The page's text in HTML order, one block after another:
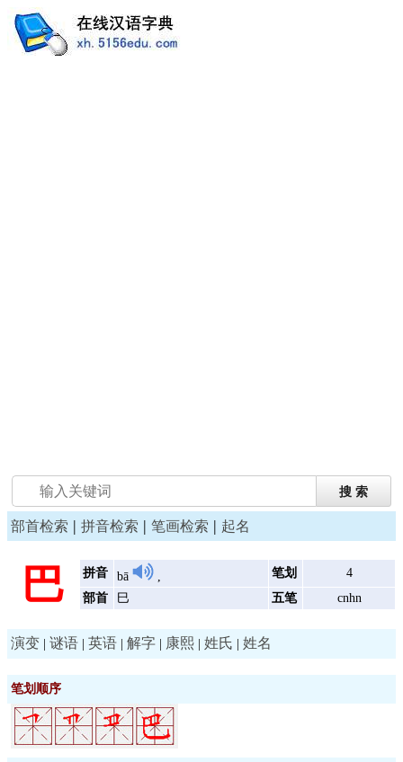
部首检索 | 拼音检索 | 笔画检索 | 起名
巴 拼音 bā , 笔划
4
部首
巳 五笔 cnhn
演变 谜语 英语 解字 康熙 姓氏 姓名
笔划顺序